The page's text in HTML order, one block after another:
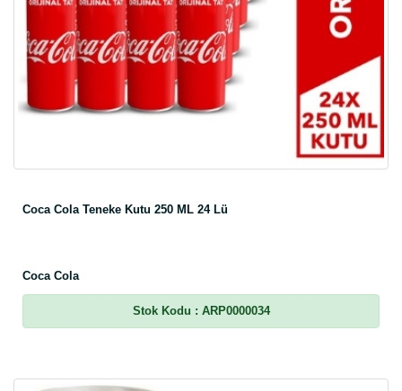
Coca Cola Teneke Kutu 250 ML 24 Lü
Coca Cola
Stok Kodu : ARP0000034